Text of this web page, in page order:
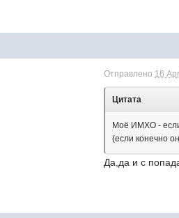
Отправлено 16
Цитата
Моё ИМХО - если
(если конечно
Да,да и с